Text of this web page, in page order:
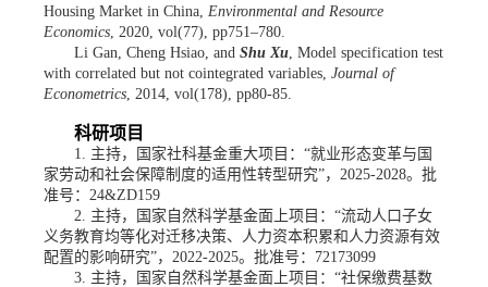
Housing Market in China, Environmental and Resource
Economics , 2020, vol(77), pp751–780.
Li Gan, Cheng Hsiao, and Shu Xu , Model specification test
with correlated but not cointegrated variables, Journal of
Econometrics , 2014, vol(178), pp80-85.
科研项目
1. 主持，国家社科基金重大项目：“就业形态变革与国
家劳动和社会保障制度的适用性转型研究”，2025-2028。批
准号：24&ZD159
2. 主持，国家自然科学基金面上项目：“流动人口子女
义务教育均等化对迁移决策、人力资本积累和人力资源有效
配置的影响研究”，2022-2025。批准号：72173099
3. 主持，国家自然科学基金面上项目：“社保缴费基数